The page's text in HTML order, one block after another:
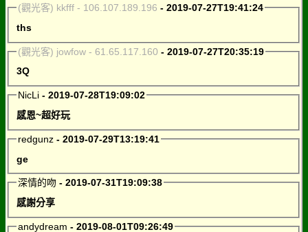
(觀光客) kkfff - 106.107.189.196 - 2019-07-27T19:41:24
ths
(觀光客) jowfow - 61.65.117.160 - 2019-07-27T20:35:19
3Q
NicLi- 2019-07-28T19:09:02
感恩~超好玩
redgunz- 2019-07-29T13:19:41
ge
深情的吻- 2019-07-31T19:09:38
感謝分享
andydream - 2019-08-01T09:26:49